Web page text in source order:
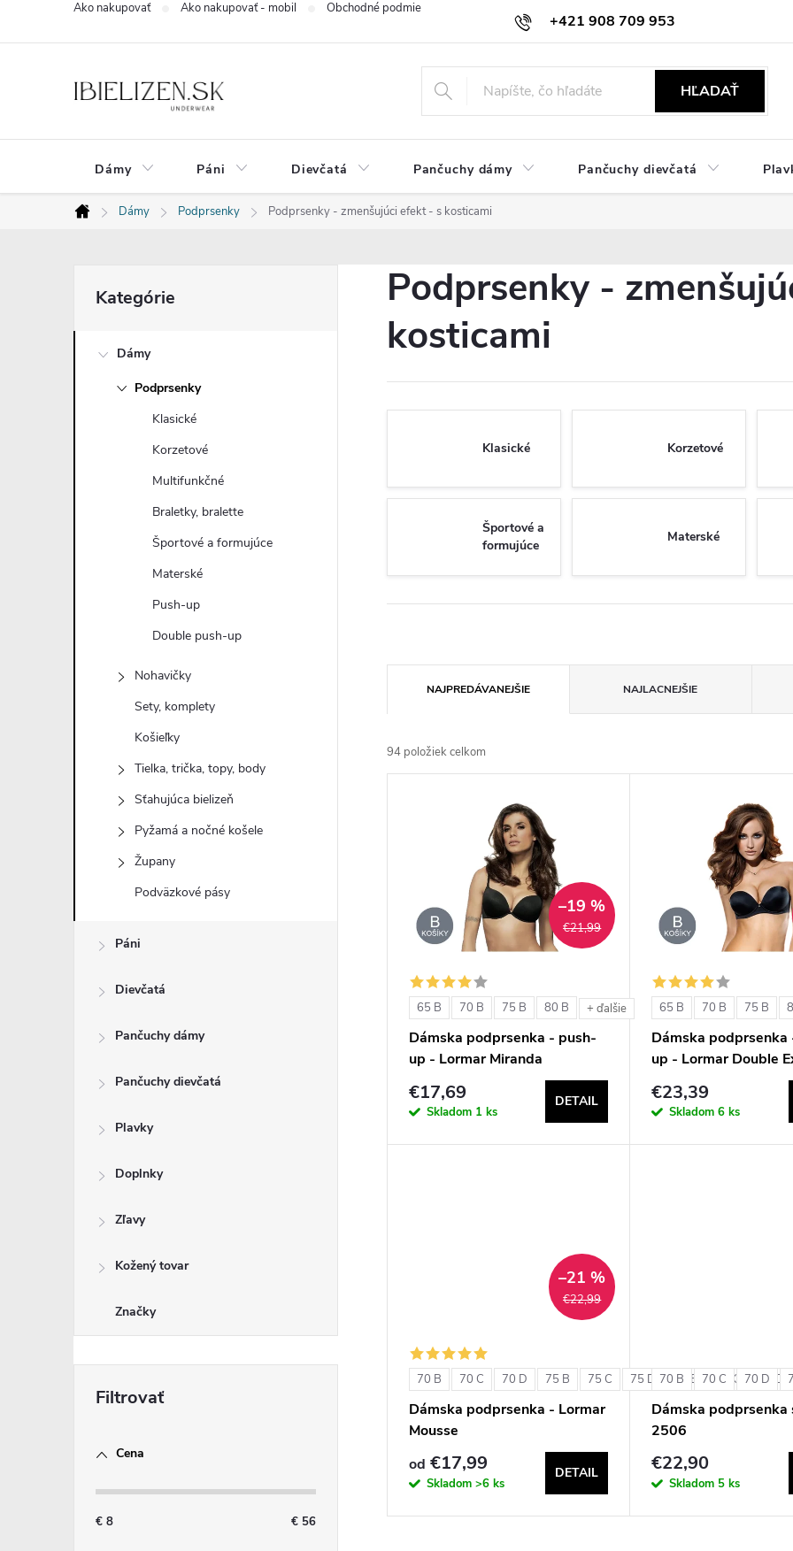
+421 908 709 953
objednavky@ibielizen.sk
Ako nakupovať Ako nakupovať - mobil Obchodné podmienky
HĽADAŤ
Dámy Páni Dievčatá Pančuchy dámy Pančuchy dievčatá
Domov
Dámy Podprsenky Podprsenky - zmenšujúci efekt - s kosticami
o
kategórie
Kategórie
Dámy
Podprsenky
Klasické
Korzetové
Multifunkčné
Braletky, bralette
Športové a formujúce
Materské
Push-up
Double push-up
Nohavičky
Sety, komplety
Košieľky
Tielka, trička, topy, body
Sťahujúca bielizeň
Pyžamá a nočné košele
Župany
Podväzkové pásy
Páni
Dievčatá
Pančuchy dámy
Pančuchy dievčatá
Plavky
Doplnky
Zľavy
Kožený tovar
Značky
Cena
€ 8 € 56
Podprsenky -
kosticami
Klasické Korzetové
Športové a
formujúce
Materské
a
d
NAJPREDÁVANEJŠIE NAJLACNEJŠIE
94 položiek celkom
d
€21,99
–19 %
65 B 70 B 75 B 80 B + ďalšie
Dámska podprsenka - push-
up - Lormar Miranda
€17,69
Skladom 1 ks
DETAIL
65 B 70 B 75 B
Dámska podprsenka
up - Lormar Double
€23,39
Skladom6 ks
€22,99
–21 %
70 B 70 C 70 D 75 B 75 C 75 D 80 B 80 C 80 D
Dámska podprsenka - Lormar
Mousse
od €17,99
Skladom >6 ks
DETAIL
70 B 70 C 70 D
Dámska podprsenka
2506
€22,90
Skladom 5 ks